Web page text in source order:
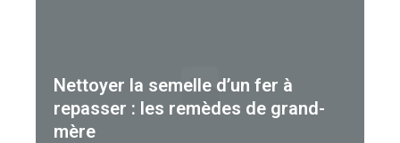
Nettoyer la semelle d’un fer à
repasser : les remèdes de grand-
mère